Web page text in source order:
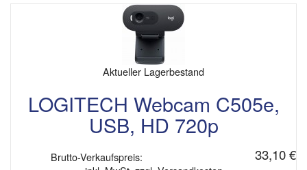
Aktueller Lagerbestand
LOGITECH Webcam C505e,
USB, HD 720p
Brutto-Verkaufspreis: 33,10 €